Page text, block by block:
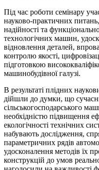
Під час роботи семінару
науково-практичних
надійності та
технологічних машин,
відновлення деталей,
контролю якості,
підготовкою
машинобудівної галузі.
В результаті плідних
дійшли до думки, що
сільськогосподарського
необхідністю підвищення
екологічності технічних
набувають дослідження,
параметричних рядів
удосконалення методів їх
конструкцій до умов